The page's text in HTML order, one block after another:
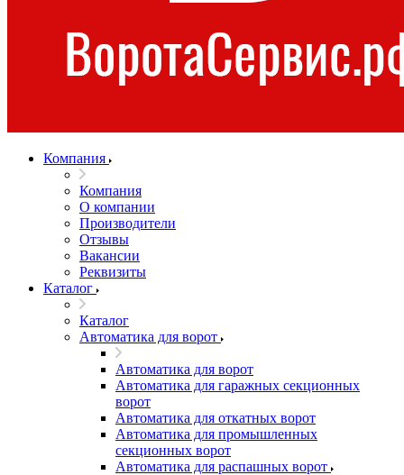
Компания
Компания
О компании
Производители
Отзывы
Вакансии
Реквизиты
Каталог
Каталог
Автоматика для ворот
Автоматика для ворот
Автоматика для гаражных секционных
ворот
Автоматика для откатных ворот
Автоматика для промышленных
секционных ворот
Автоматика для распашных ворот